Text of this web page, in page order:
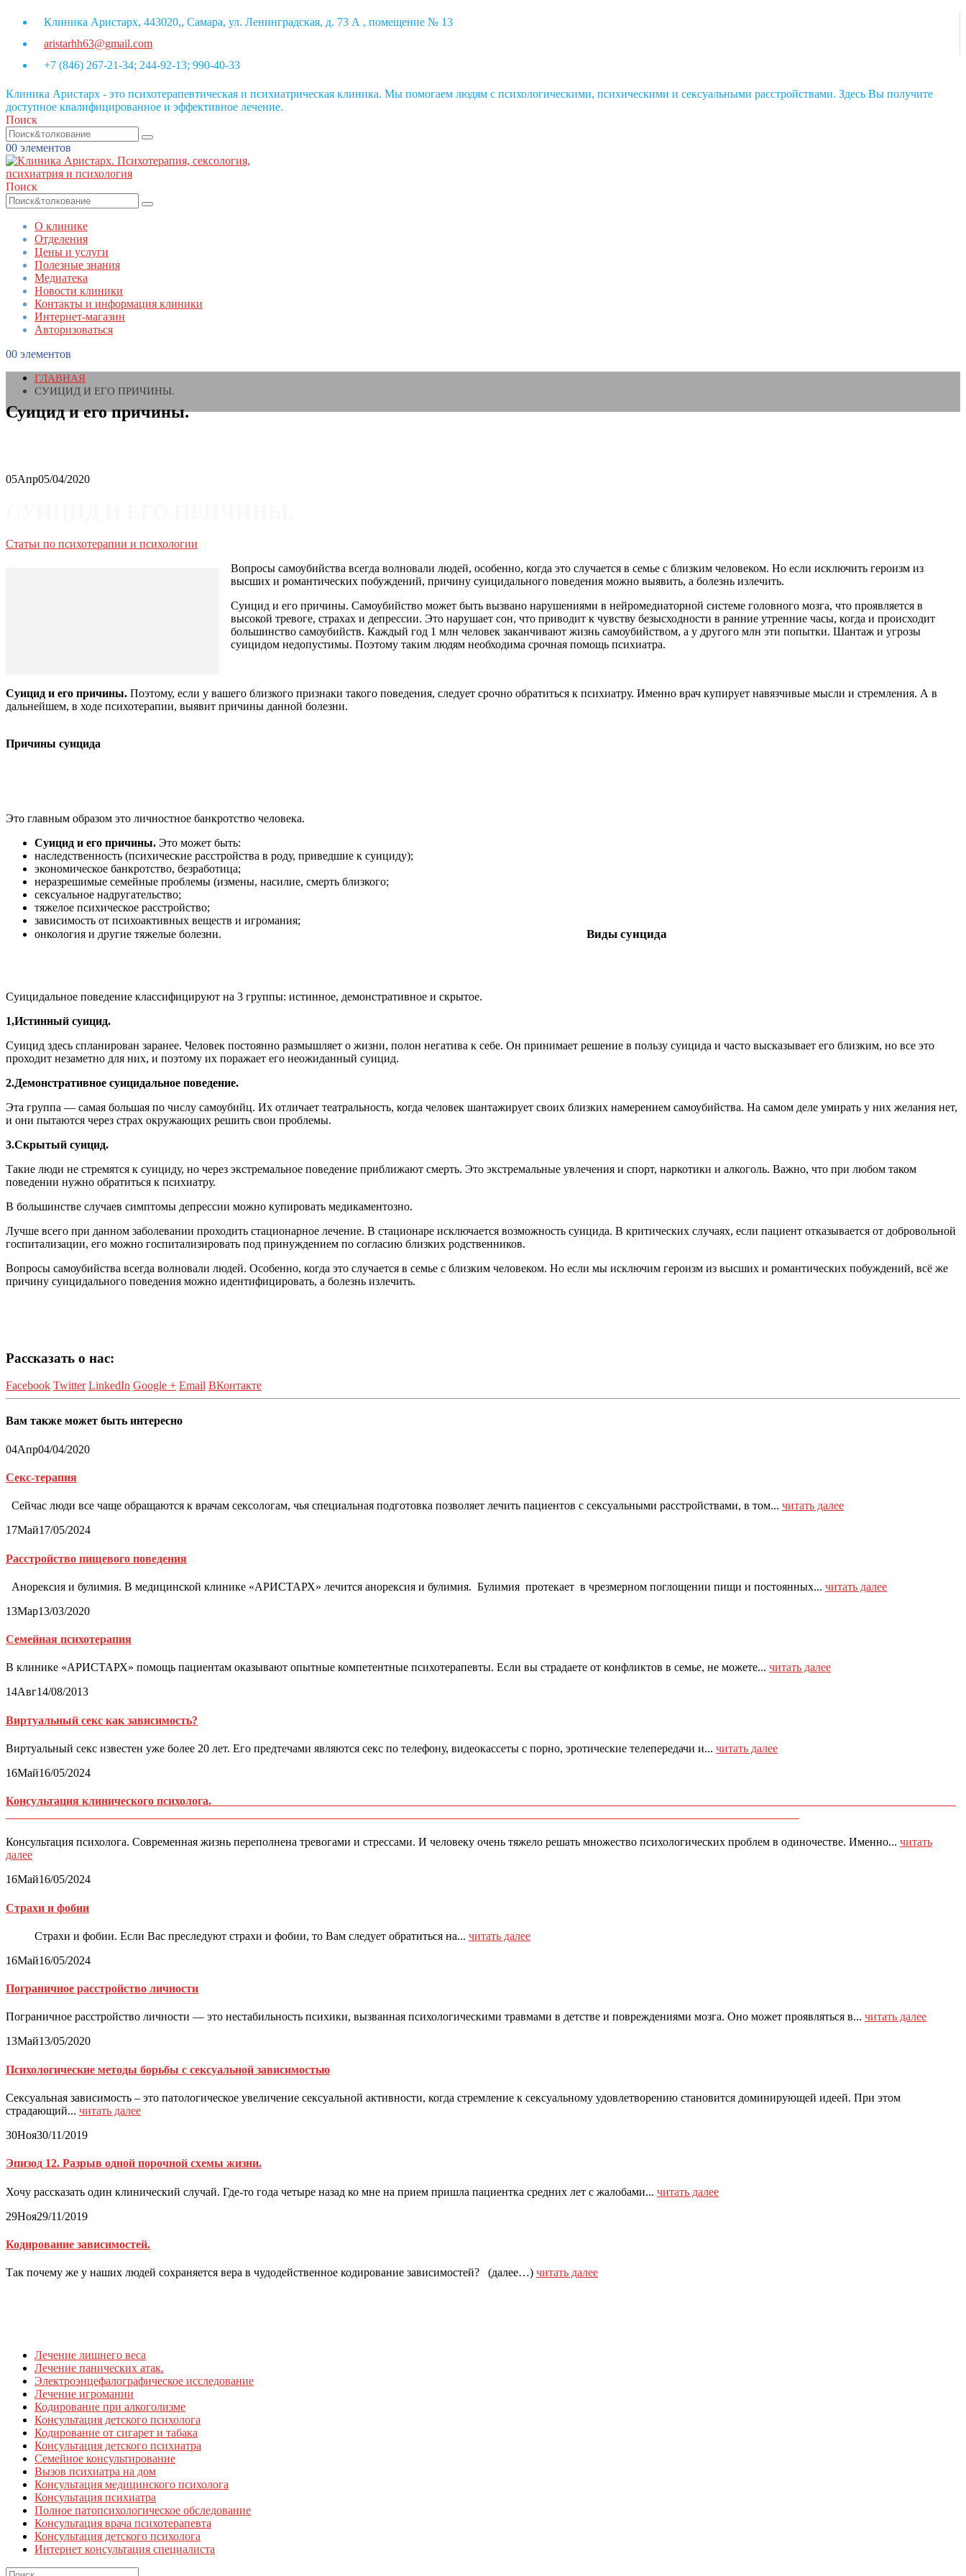
Клиника Аристарх, 443020,, Самара, ул. Ленинградская, д. 73 А , помещение № 13
aristarhh63@gmail.com
+7 (846) 267-21-34; 244-92-13; 990-40-33
Клиника Аристарх - это психотерапевтическая и психиатрическая клиника. Мы помогаем людям с психологическими, психическими и сексуальными расстройствами. Здесь Вы получите
доступное квалифицированное и эффективное лечение.
Поиск
00 элементов
Поиск
О клинике
Отделения
Цены и услуги
Полезные знания
Медиатека
Новости клиники
Контакты и информация клиники
Интернет-магазин
Авторизоваться
00 элементов
ГЛАВНАЯ
СУИЦИД И ЕГО ПРИЧИНЫ.
Суицид и его причины.
05Апр05/04/2020
Статьи по психотерапии и психологии
Вопросы самоубийства всегда волновали людей, особенно, когда это случается в семье с близким человеком. Но если исключить героизм из
высших и романтических побуждений, причину суицидального поведения можно выявить, а болезнь излечить.
Суицид и его причины. Самоубийство может быть вызвано нарушениями в нейромедиаторной системе головного мозга, что проявляется в
высокой тревоге, страхах и депрессии. Это нарушает сон, что приводит к чувству безысходности в ранние утренние часы, когда и происходит
большинство самоубийств. Каждый год 1 млн человек заканчивают жизнь самоубийством, а у другого млн эти попытки. Шантаж и угрозы
суицидом недопустимы. Поэтому таким людям необходима срочная помощь психиатра.
Суицид и его причины. Поэтому, если у вашего близкого признаки такого поведения, следует срочно обратиться к психиатру. Именно врач купирует навязчивые мысли и стремления. А в
дальнейшем, в ходе психотерапии, выявит причины данной болезни.
Причины суицида
Это главным образом это личностное банкротство человека.
Суицид и его причины. Это может быть:
наследственность (психические расстройства в роду, приведшие к суициду);
экономическое банкротство, безработица;
неразрешимые семейные проблемы (измены, насилие, смерть близкого;
сексуальное надругательство;
тяжелое психическое расстройство;
зависимость от психоактивных веществ и игромания;
онкология и другие тяжелые болезни.
Виды суицида
Суицидальное поведение классифицируют на 3 группы: истинное, демонстративное и скрытое.
1,Истинный суицид.
Суицид здесь спланирован заранее. Человек постоянно размышляет о жизни, полон негатива к себе. Он принимает решение в пользу суицида и часто высказывает его близким, но все это
проходит незаметно для них, и поэтому их поражает его неожиданный суицид.
2.Демонстративное суицидальное поведение.
Эта группа — самая большая по числу самоубийц. Их отличает театральность, когда человек шантажирует своих близких намерением самоубийства. На самом деле умирать у них желания нет,
и они пытаются через страх окружающих решить свои проблемы.
3.Скрытый суицид.
Такие люди не стремятся к суициду, но через экстремальное поведение приближают смерть. Это экстремальные увлечения и спорт, наркотики и алкоголь. Важно, что при любом таком
поведении нужно обратиться к психиатру.
В большинстве случаев симптомы депрессии можно купировать медикаментозно.
Лучше всего при данном заболевании проходить стационарное лечение. В стационаре исключается возможность суицида. В критических случаях, если пациент отказывается от добровольной
госпитализации, его можно госпитализировать под принуждением по согласию близких родственников.
Вопросы самоубийства всегда волновали людей. Особенно, когда это случается в семье с близким человеком. Но если мы исключим героизм из высших и романтических побуждений, всё же
причину суицидального поведения можно идентифицировать, а болезнь излечить.
Рассказать о нас:
Facebook Twitter LinkedIn Google + Email ВКонтакте
Вам также может быть интересно
04Апр04/04/2020
Секс-терапия
Сейчас люди все чаще обращаются к врачам сексологам, чья специальная подготовка позволяет лечить пациентов с сексуальными расстройствами, в том... читать далее
17Май17/05/2024
Расстройство пищевого поведения
Анорексия и булимия. В медицинской клинике «АРИСТАРХ» лечится анорексия и булимия. Булимия протекает в чрезмерном поглощении пищи и постоянных... читать далее
13Мар13/03/2020
Семейная психотерапия
В клинике «АРИСТАРХ» помощь пациентам оказывают опытные компетентные психотерапевты. Если вы страдаете от конфликтов в семье, не можете... читать далее
14Авг14/08/2013
Виртуальный секс как зависимость?
Виртуальный секс известен уже более 20 лет. Его предтечами являются секс по телефону, видеокассеты с порно, эротические телепередачи и... читать далее
16Май16/05/2024
Консультация клинического психолога.
Консультация психолога. Современная жизнь переполнена тревогами и стрессами. И человеку очень тяжело решать множество психологических проблем в одиночестве. Именно... читать
далее
16Май16/05/2024
Страхи и фобии
Страхи и фобии. Если Вас преследуют страхи и фобии, то Вам следует обратиться на... читать далее
16Май16/05/2024
Пограничное расстройство личности
Пограничное расстройство личности — это нестабильность психики, вызванная психологическими травмами в детстве и повреждениями мозга. Оно может проявляться в... читать далее
13Май13/05/2020
Психологические методы борьбы с сексуальной зависимостью
Сексуальная зависимость – это патологическое увеличение сексуальной активности, когда стремление к сексуальному удовлетворению становится доминирующей идеей. При этом
страдающий... читать далее
30Ноя30/11/2019
Эпизод 12. Разрыв одной порочной схемы жизни.
Хочу рассказать один клинический случай. Где-то года четыре назад ко мне на прием пришла пациентка средних лет с жалобами... читать далее
29Ноя29/11/2019
Кодирование зависимостей.
Так почему же у наших людей сохраняется вера в чудодейственное кодирование зависимостей? (далее…) читать далее
Лечение лишнего веса
Лечение панических атак.
Электроэнцефалографическое исследование
Лечение игромании
Кодирование при алкоголизме
Консультация детского психолога
Кодирование от сигарет и табака
Консультация детского психиатра
Семейное консультирование
Вызов психиатра на дом
Консультация медицинского психолога
Консультация психиатра
Полное патопсихологическое обследование
Консультация врача психотерапевта
Консультация детского психолога
Интернет консультация специалиста